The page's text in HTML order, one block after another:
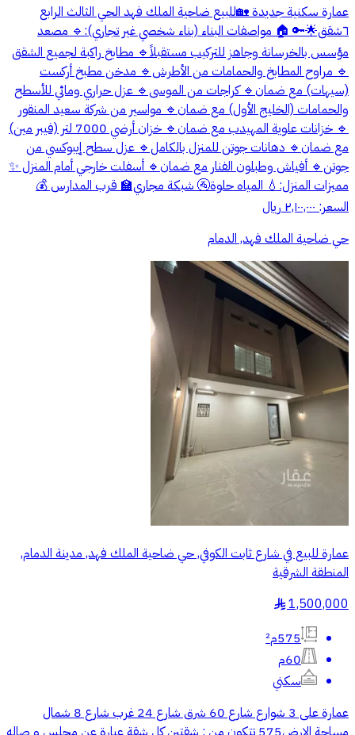
عمارة سكنية جديدة 🏡للبيع ضاحية الملك فهد الحي الثالث الرابع
٦شقق🌟🔑 ‎🏠 مواصفات البناء (بناء شخصي غير تجاري): 🔹 مصعد
مؤسس بالخرسانة وجاهز للتركيب مستقبلاً 🔹 مطابخ راكبة لجميع الشقق
🔹 مراوح المطابخ والحمامات من الأطرش 🔹 مدخن مطبخ أركست
(سيهات) مع ضمان 🔹 كراجات من الموسى 🔹 عزل حراري ومائي للأسطح
والحمامات (الخليج الأول) مع ضمان 🔹 مواسير من شركة سعيد المنقور
🔹 خزانات علوية المهيدب مع ضمان 🔹 خزان أرضي 7000 لتر (فيبر مين)
مع ضمان 🔹 دهانات جوتن للمنزل بالكامل 🔹 عزل سطح إيبوكسي من
جوتن 🔹 أفياش وطبلون الفنار مع ضمان 🔹 أسفلت خارجي أمام المنزل ‎✨
مميزات المنزل: 💧 المياه حلوة 🚰 شبكة مجاري 🏫 قرب المدارس ‎💰
السعر: ٢,١٠٠,٠٠٠ ريال
حي ضاحية الملك فهد, الدمام
عمارة للبيع في شارع ثابت الكوفي, حي ضاحية الملك فهد, مدينة الدمام,
المنطقة الشرقية
1,500,000
§
575م²
60م
سكني
عمارة على 3 شوارع شارع 60 شرق شارع 24 غرب شارع 8 شمال